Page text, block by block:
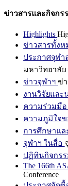
ข่าวสารและกิจกร
Highlights
ข่าวสารทั้งห
ประกาศจุฬ
มหาวิทยาลัย
ข่าวจุฬาฯ ข่
งานวิจัยและ
ความร่วมมือ
ความภูมิใจข
การศึกษาแ
จุฬาฯ ในสื่อ
ปฏิทินกิจกรร
The 166th
Conference